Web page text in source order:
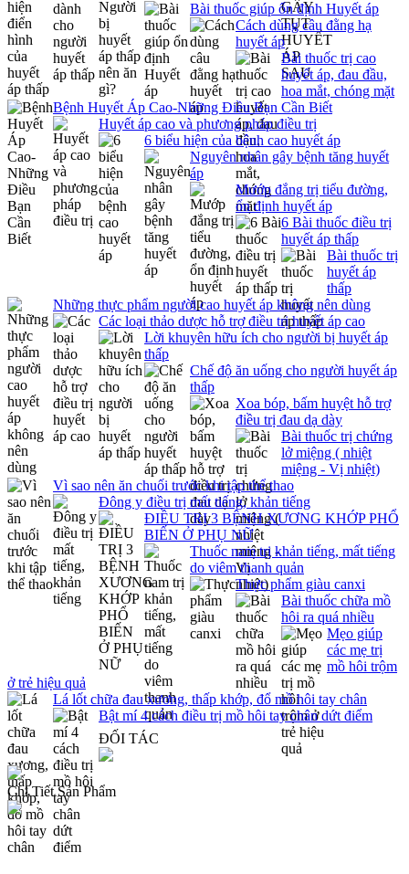
Bài thuốc giúp ổn định Huyết áp
Cách dùng câu đằng hạ
huyết áp
Bài thuốc trị cao
huyết áp, đau đầu,
hoa mắt, chóng mặt
Bệnh Huyết Áp Cao-Những Điều Bạn Cần Biết
Huyết áp cao và phương pháp điều trị
6 biểu hiện của bệnh cao huyết áp
Nguyên nhân gây bệnh tăng huyết
áp
Mướp đắng trị tiểu đường,
ổn định huyết áp
6 Bài thuốc điều trị
huyết áp thấp
Bài thuốc trị
huyết áp
thấp
Những thực phẩm người cao huyết áp không nên dùng
Các loại thảo dược hỗ trợ điều trị huyết áp cao
Lời khuyên hữu ích cho người bị huyết áp
thấp
Chế độ ăn uống cho người huyết áp
thấp
Xoa bóp, bấm huyệt hỗ trợ
điều trị đau dạ dày
Bài thuốc trị chứng
lở miệng ( nhiệt
miệng - Vị nhiệt)
Vì sao nên ăn chuối trước khi tập thể thao
Đông y điều trị mất tiếng, khản tiếng
ĐIỀU TRỊ 3 BỆNH XƯƠNG KHỚP PHỔ
BIẾN Ở PHỤ NỮ
Thuốc nam trị khản tiếng, mất tiếng
do viêm thanh quản
Thực phẩm giàu canxi
Bài thuốc chữa mồ
hôi ra quá nhiều
Mẹo giúp
các mẹ trị
mồ hôi trộm
ở trẻ hiệu quả
Lá lốt chữa đau xương, thấp khớp, đổ mồ hôi tay chân
Bật mí 4 cách điều trị mồ hôi tay chân dứt điểm
ĐỐI TÁC
Chi Tiết Sản Phẩm